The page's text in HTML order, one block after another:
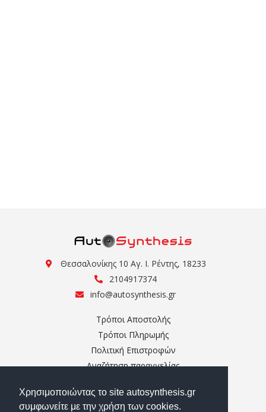
Χρησιμοποιώντας το site autosynthesis.gr
συμφωνείτε με την χρήση των cookies.
Θεσσαλονίκης 10 Αγ. Ι. Ρέντης, 18233
2104917374
info@autosynthesis.gr
Τρόποι Αποστολής
Τρόποι Πληρωμής
Πολιτική Επιστροφών
Αναζήτηση παραγγελίας
Σχετικά με εμάς